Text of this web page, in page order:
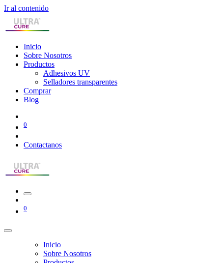
Ir al contenido
Inicio
Sobre Nosotros
Productos
Adhesivos UV
Selladores transparentes
Comprar
Blog
0
Contactanos
0
Inicio
Sobre Nosotros